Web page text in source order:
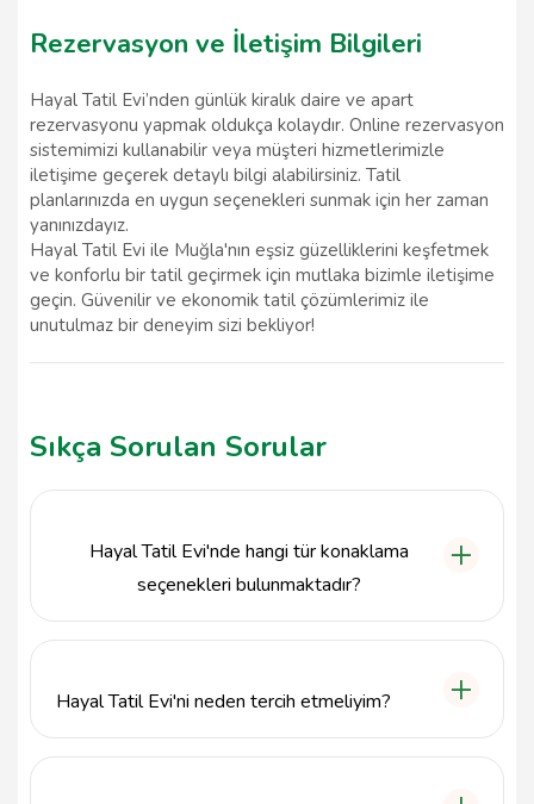
Rezervasyon ve İletişim Bilgileri
Hayal Tatil Evi’nden günlük kiralık daire ve apart
rezervasyonu yapmak oldukça kolaydır. Online rezervasyon
sistemimizi kullanabilir veya müşteri hizmetlerimizle
iletişime geçerek detaylı bilgi alabilirsiniz. Tatil
planlarınızda en uygun seçenekleri sunmak için her zaman
yanınızdayız.
Hayal Tatil Evi ile Muğla'nın eşsiz güzelliklerini keşfetmek
ve konforlu bir tatil geçirmek için mutlaka bizimle iletişime
geçin. Güvenilir ve ekonomik tatil çözümlerimiz ile
unutulmaz bir deneyim sizi bekliyor!
Sıkça Sorulan Sorular
Hayal Tatil Evi'nde hangi tür konaklama
seçenekleri bulunmaktadır?
arasından seçim yapabilirler.
Hayal Tatil Evi'ni neden tercih etmeliyim?